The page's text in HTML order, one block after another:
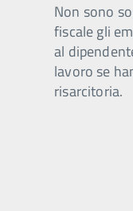
Non sono
fiscale gli
al
lavoro se
risarcitoria.